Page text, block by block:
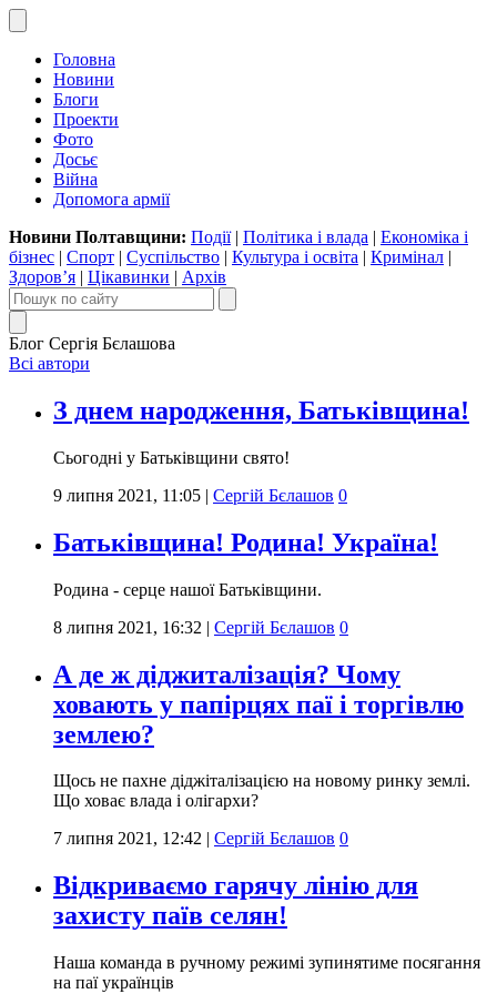
Головна
Новини
Блоги
Проекти
Фото
Досьє
Війна
Допомога армії
Новини Полтавщини: Події| Політика і влада | Економіка і
бізнес | Спорт | Суспільство | Культура і освіта | Кримінал |
Здоров’я | Цікавинки | Архів
Блог Сергія Бєлашова
Всі автори
З днем народження, Батьківщина!
Сьогодні у Батьківщини свято!
9 липня 2021, 11:05 | Сергій Бєлашов 0
Батьківщина! Родина! Україна!
Родина - серце нашої Батьківщини.
8 липня 2021, 16:32 | Сергій Бєлашов 0
А де ж діджиталізація? Чому
ховають у папірцях паї і торгівлю
землею?
Щось не пахне діджіталізацією на новому ринку землі.
Що ховає влада і олігархи?
7 липня 2021, 12:42 | Сергій Бєлашов 0
Відкриваємо гарячу лінію для
захисту паїв селян!
Наша команда в ручному режимі зупинятиме посягання
на паї українців